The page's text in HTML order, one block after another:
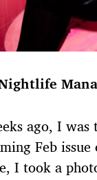
ago, I
Feb
I took a